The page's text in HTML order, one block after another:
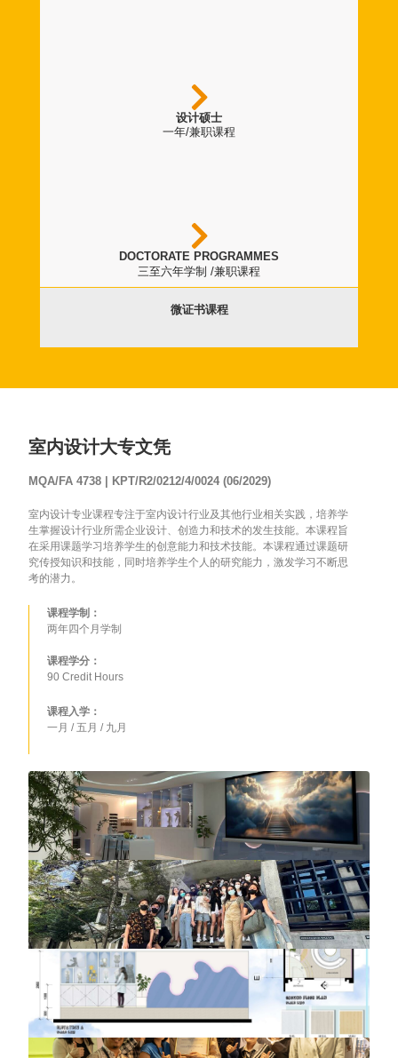
设计硕士
一年/兼职课程
DOCTORATE PROGRAMMES
三至六年学制 /兼职课程
微证书课程
室内设计大专文凭
MQA/FA 4738 | KPT/R2/0212/4/0024 (06/2029)
室内设计专业课程专注于室内设计行业及其他行业相关实践，培养学
生掌握设计行业所需企业设计、创造力和技术的发生技能。本课程旨
在采用课题学习培养学生的创意能力和技术技能。本课程通过课题研
究传授知识和技能，同时培养学生个人的研究能力，激发学习不断思
考的潜力。
课程学制：
两年四个月学制
课程学分：
90 Credit Hours
课程入学：
一月 / 五月 / 九月